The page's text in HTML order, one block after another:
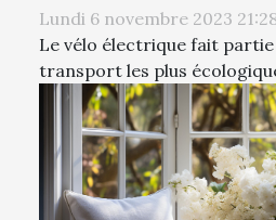
Lundi 6 novembre 2023
Le vélo électrique fait partie
transport les plus